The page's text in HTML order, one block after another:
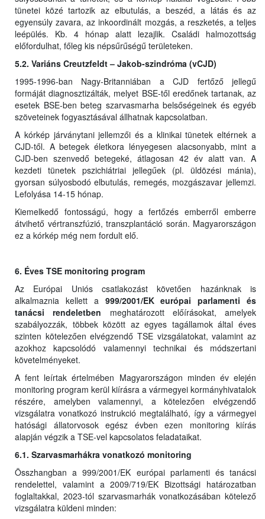
tünetei közé tartozik az elbutulás, a beszéd, a látás és az
egyensúly zavara, az inkoordinált mozgás, a reszketés, a teljes
leépülés. Kb. 4 hónap alatt lezajlik. Családi halmozottság
előfordulhat, főleg kis népsűrűségű területeken.
5.2. Variáns Creutzfeldt – Jakob-szindróma (vCJD)
1995-1996-ban Nagy-Britanniában a CJD fertőző jellegű
formáját diagnosztizálták, melyet BSE-től eredőnek tartanak, az
esetek BSE-ben beteg szarvasmarha belsőségeinek és egyéb
szöveteinek fogyasztásával állhatnak kapcsolatban.
A kórkép járványtani jellemzői és a klinikai tünetek eltérnek a
CJD-től. A betegek életkora lényegesen alacsonyabb, mint a
CJD-ben szenvedő betegeké, átlagosan 42 év alatt van. A
kezdeti tünetek pszichiátriai jellegűek (pl. üldözési mánia),
gyorsan súlyosbodó elbutulás, remegés, mozgászavar jellemzi.
Lefolyása 14-15 hónap.
Kiemelkedő fontosságú, hogy a fertőzés emberről emberre
átvihető vértranszfúzió, transzplantáció során. Magyarországon
ez a kórkép még nem fordult elő.
6. Éves TSE monitoring program
Az Európai Uniós csatlakozást követően hazánknak is
alkalmaznia kellett a 999/2001/EK európai parlamenti és
tanácsi rendeletben meghatározott előírásokat, amelyek
szabályozzák, többek között az egyes tagállamok által éves
szinten kötelezően elvégzendő TSE vizsgálatokat, valamint az
azokhoz kapcsolódó valamennyi technikai és módszertani
követelményeket.
A fent leírtak értelmében Magyarországon minden év elején
monitoring program kerül kiírásra a vármegyei kormányhivatalok
részére, amelyben valamennyi, a kötelezően elvégzendő
vizsgálatra vonatkozó instrukció megtalálható, így a vármegyei
hatósági állatorvosok egész évben ezen monitoring kiírás
alapján végzik a TSE-vel kapcsolatos feladataikat.
6.1. Szarvasmarhákra vonatkozó monitoring
Összhangban a 999/2001/EK európai parlamenti és tanácsi
rendelettel, valamint a 2009/719/EK Bizottsági határozatban
foglaltakkal, 2023-tól szarvasmarhák vonatkozásában kötelező
vizsgálatra küldeni minden: